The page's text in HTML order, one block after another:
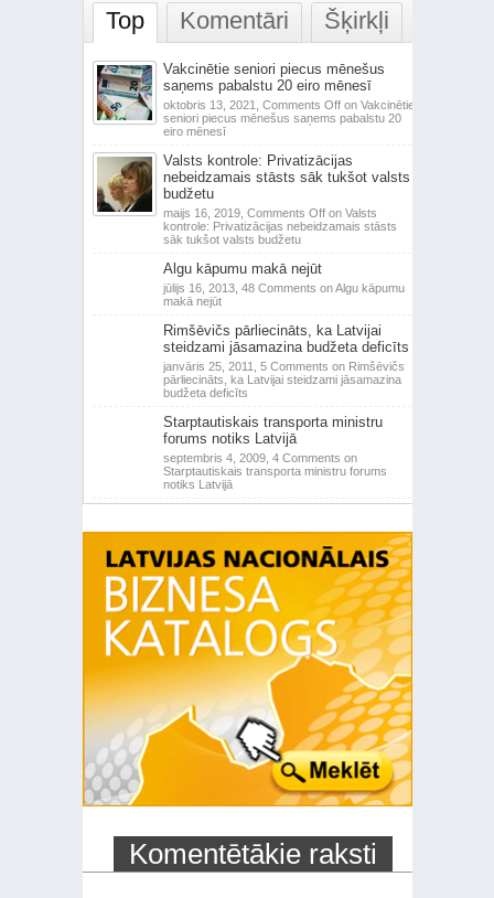
Top Komentāri Šķirkļi
Vakcinētie seniori piecus mēnešus
saņems pabalstu 20 eiro mēnesī
oktobris 13, 2021, Comments Offon Vakcinētie
seniori piecus mēnešus saņems pabalstu 20
eiro mēnesī
Valsts kontrole: Privatizācijas
nebeidzamais stāsts sāk tukšot valsts
budžetu
maijs 16, 2019, Comments Offon Valsts
kontrole: Privatizācijas nebeidzamais stāsts
sāk tukšot valsts budžetu
Algu kāpumu makā nejūt
jūlijs 16, 2013, 48 Comments on Algu kāpumu
makā nejūt
Rimšēvičs pārliecināts, ka Latvijai
steidzami jāsamazina budžeta deficīts
janvāris 25, 2011, 5 Comments on Rimšēvičs
pārliecināts, ka Latvijai steidzami jāsamazina
budžeta deficīts
Starptautiskais transporta ministru
forums notiks Latvijā
septembris 4, 2009, 4 Comments on
Starptautiskais transporta ministru forums
notiks Latvijā
Komentētākie raksti